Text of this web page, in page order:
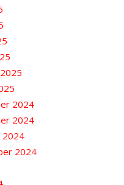
2024
2024
2024
2024